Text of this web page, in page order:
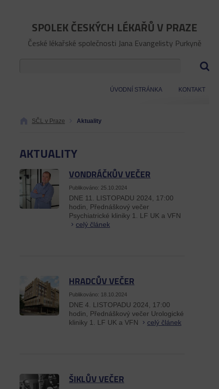
SPOLEK ČESKÝCH LÉKAŘŮ V PRAZE
České lékařské společnosti Jana Evangelisty Purkyně
ÚVODNÍ STRÁNKA KONTAKT
SČL v Praze Aktuality
AKTUALITY
VONDRÁČKŮV VEČER
Publikováno: 25.10.2024
DNE 11. LISTOPADU 2024, 17:00
hodin, Přednáškový večer
Psychiatrické kliniky 1. LF UK a VFN
celý článek
HRADCŮV VEČER
Publikováno: 18.10.2024
DNE 4. LISTOPADU 2024, 17:00
hodin, Přednáškový večer Urologické
kliniky 1. LF UK a VFN
celý článek
ŠIKLŮV VEČER